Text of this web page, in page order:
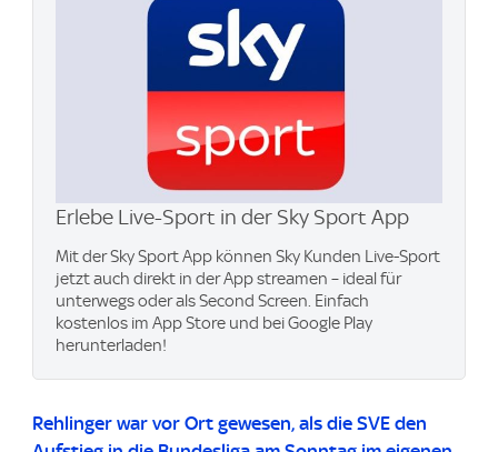
Erlebe Live-Sport in der Sky Sport App
Mit der Sky Sport App können Sky Kunden Live-Sport
jetzt auch direkt in der App streamen – ideal für
unterwegs oder als Second Screen. Einfach
kostenlos im App Store und bei Google Play
herunterladen!
Rehlinger war vor Ort gewesen, als die SVE den